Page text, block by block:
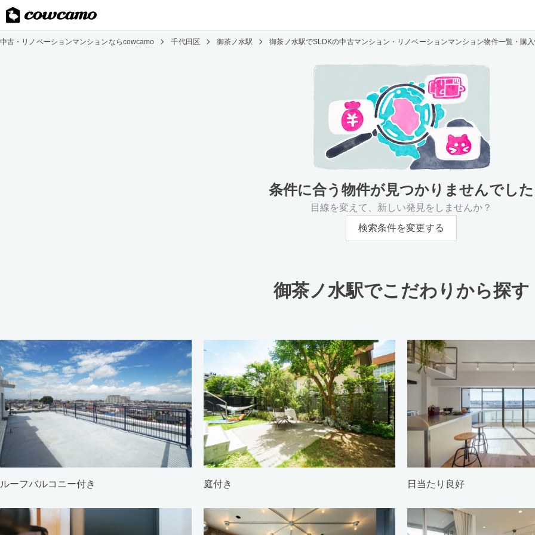
中古・リノベーションマンションならcowcamo 千代田区 御茶ノ水駅 御茶ノ水駅でSLDKの中古マンション・リノベーションマンション物件一覧・購
条件に合う物件が見つかりませんでした
目線を変えて、新しい発見をしませんか？
検索条件を変更する
御茶ノ水駅でこだわりから探す
ルーフバルコニー付き 庭付き 日当たり良好